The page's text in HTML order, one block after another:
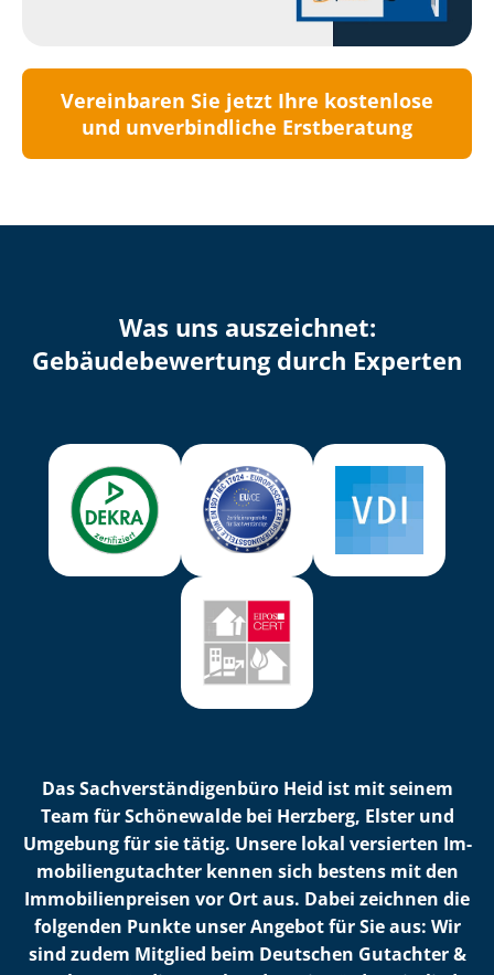
Vereinbaren Sie jetzt Ihre kostenlose
und unverbindliche Erstberatung
Was uns auszeichnet:
Ge­bäu­de­be­wer­tung durch Experten
Das Sach­ver­stän­di­gen­bü­ro Heid ist mit seinem
Team für Schönewalde bei Herzberg, Elster und
Umgebung für sie tätig. Unsere lokal versierten Im­
mo­bi­li­en­gut­ach­ter kennen sich bestens mit den
Im­mo­bi­li­en­prei­sen vor Ort aus. Dabei zeichnen die
folgenden Punkte unser Angebot für Sie aus: Wir
sind zudem Mitglied beim Deutschen Gutachter &